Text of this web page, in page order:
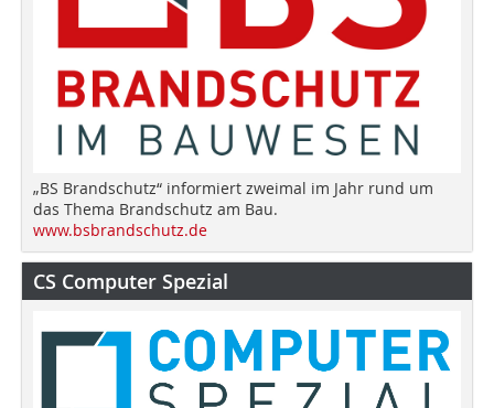
„BS Brandschutz“ informiert zweimal im Jahr rund um
das Thema Brandschutz am Bau.
www.bsbrandschutz.de
CS Computer Spezial